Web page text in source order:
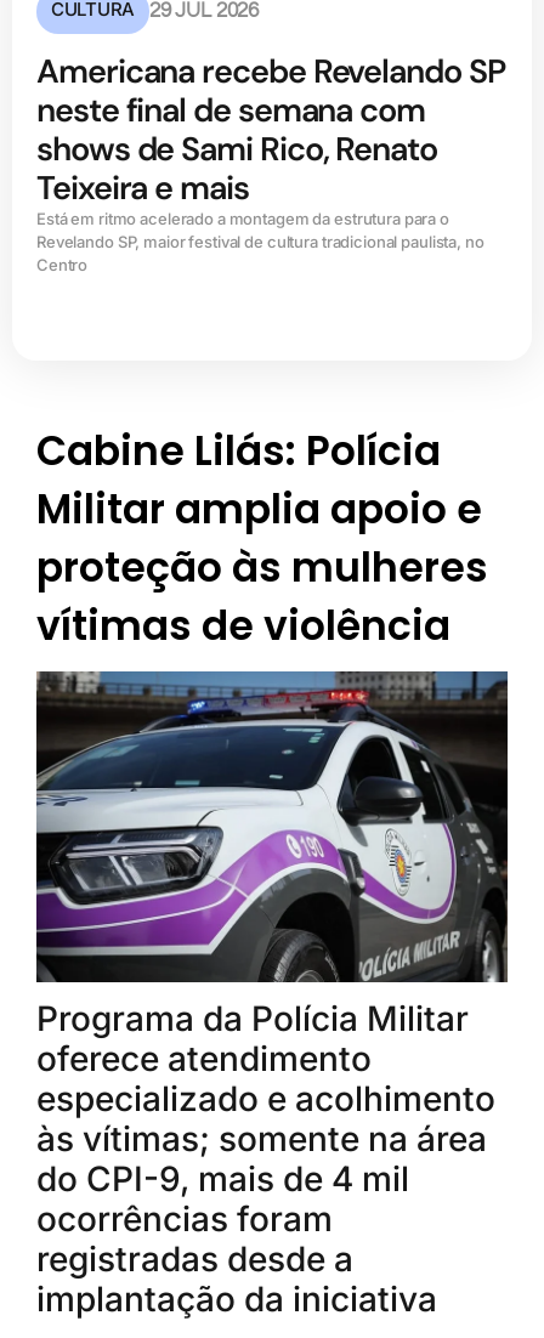
CULTURA 29 JUL 2026
Americana recebe Revelando SP
neste final de semana com
shows de Sami Rico, Renato
Teixeira e mais
Está em ritmo acelerado a montagem da estrutura para o
Revelando SP, maior festival de cultura tradicional paulista, no
Centro
Cabine Lilás: Polícia
Militar amplia apoio e
proteção às mulheres
vítimas de violência
Programa da Polícia Militar
oferece atendimento
especializado e acolhimento
às vítimas; somente na área
do CPI-9, mais de 4 mil
ocorrências foram
registradas desde a
implantação da iniciativa